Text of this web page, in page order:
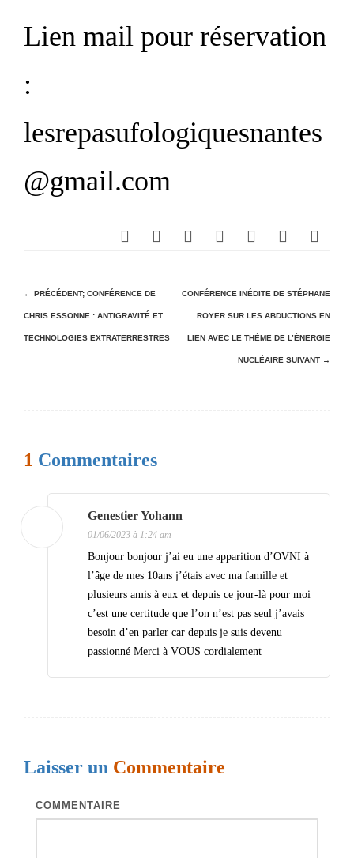
Lien mail pour réservation
:
lesrepasufologiquesnantes
@gmail.com
N
a
v
d
e
← PRÉCÉDENT; CONFÉRENCE DE
CHRIS ESSONNE : ANTIGRAVITÉ ET
TECHNOLOGIES EXTRATERRESTRES
CONFÉRENCE INÉDITE DE STÉPHANE
ROYER SUR LES ABDUCTIONS EN
LIEN AVEC LE THÈME DE L’ÉNERGIE
NUCLÉAIRE SUIVANT →
1 Commentaires
Genestier Yohann
01/06/2023 à 1:24 am
Bonjour bonjour j’ai eu une apparition d’OVNI à
l’âge de mes 10ans j’étais avec ma famille et
plusieurs amis à eux et depuis ce jour-là pour moi
c’est une certitude que l’on n’est pas seul j’avais
besoin d’en parler car depuis je suis devenu
passionné Merci à VOUS cordialement
Laisser un Commentaire
COMMENTAIRE